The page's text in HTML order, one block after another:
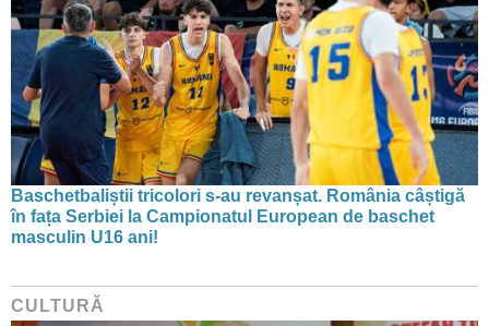
Baschetbaliștii tricolori s-au revanșat. România câștigă
în fața Serbiei la Campionatul European de baschet
masculin U16 ani!
CULTURĂ